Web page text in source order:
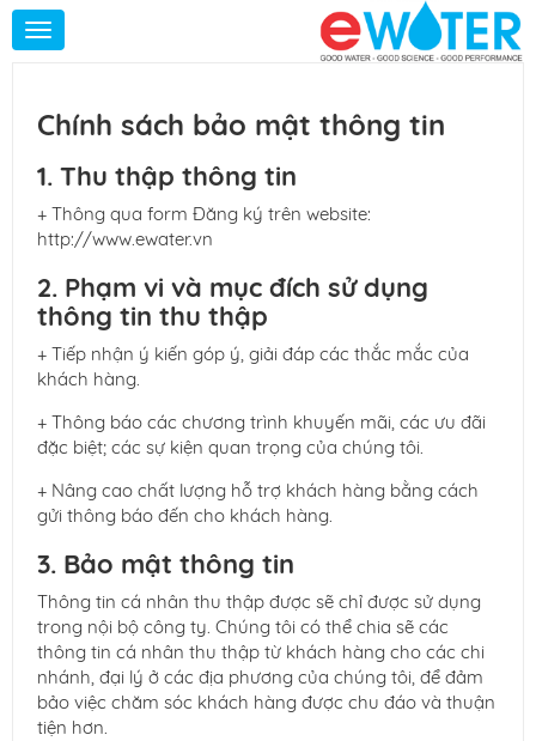
Toggle
navigation
Chính sách bảo mật thông tin
1. Thu thập thông tin
+ Thông qua form Đăng ký trên website:
http://www.ewater.vn
2. Phạm vi và mục đích sử dụng
thông tin thu thập
+ Tiếp nhận ý kiến góp ý, giải đáp các thắc mắc của
khách hàng.
+ Thông báo các chương trình khuyến mãi, các ưu đãi
đặc biệt; các sự kiện quan trọng của chúng tôi.
+ Nâng cao chất lượng hỗ trợ khách hàng bằng cách
gửi thông báo đến cho khách hàng.
3. Bảo mật thông tin
Thông tin cá nhân thu thập được sẽ chỉ được sử dụng
trong nội bộ công ty. Chúng tôi có thể chia sẽ các
thông tin cá nhân thu thập từ khách hàng cho các chi
nhánh, đại lý ở các địa phương của chúng tôi, để đảm
bảo việc chăm sóc khách hàng được chu đáo và thuận
tiện hơn.